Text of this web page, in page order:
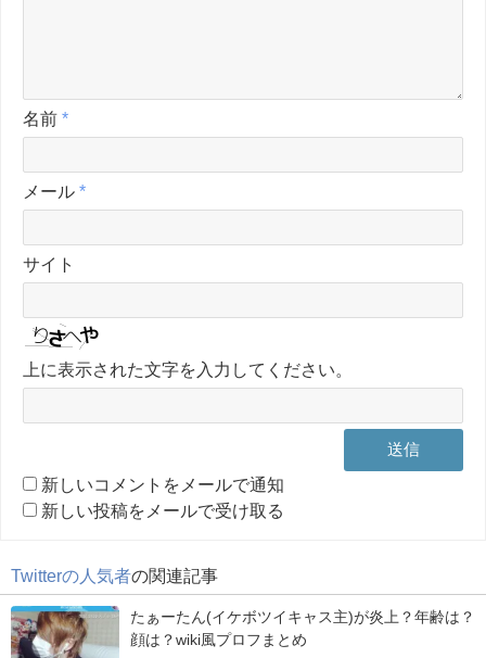
名前 *
メール *
サイト
上に表示された文字を入力してください。
新しいコメントをメールで通知
新しい投稿をメールで受け取る
Twitterの人気者の関連記事
たぁーたん(イケボツイキャス主)が炎上？年齢は？
顔は？wiki風プロフまとめ